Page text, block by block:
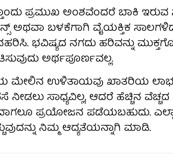
ಪ್ರಮುಖ ಅಂಶವೆಂದರೆ ಬಾಕಿ ಇರುವ
ಅಥವಾ ಬಳಕೆಗಾಗಿ ವೈಯಕ್ತಿಕ
ಭವಿಷ್ಯದ ನಗದು ಹರಿವನ್ನು
ಅರ್ಥಪೂರ್ಣವಲ್ಲ.
ಮೇಲಿನ ಉಳಿತಾಯವು ಖಾತರಿಯ
ನೀಡಲು ಸಾಧ್ಯವಿಲ್ಲ, ಆದರೆ ಹೆಚ್ಚಿನ ವೆಚ್ಚದ
ಪ್ರಯೋಜನ ಪಡೆಯಬಹುದು. ಎಲ್ಲಾ
ನಿಮ್ಮ ಆದ್ಯತೆಯನ್ನಾಗಿ ಮಾಡಿ.